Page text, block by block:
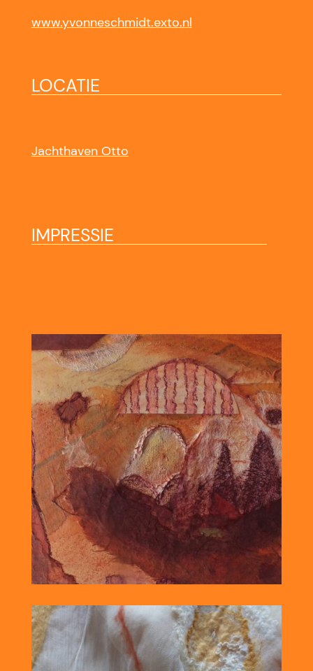
www.yvonneschmidt.exto.nl
LOCATIE
Jachthaven Otto
IMPRESSIE